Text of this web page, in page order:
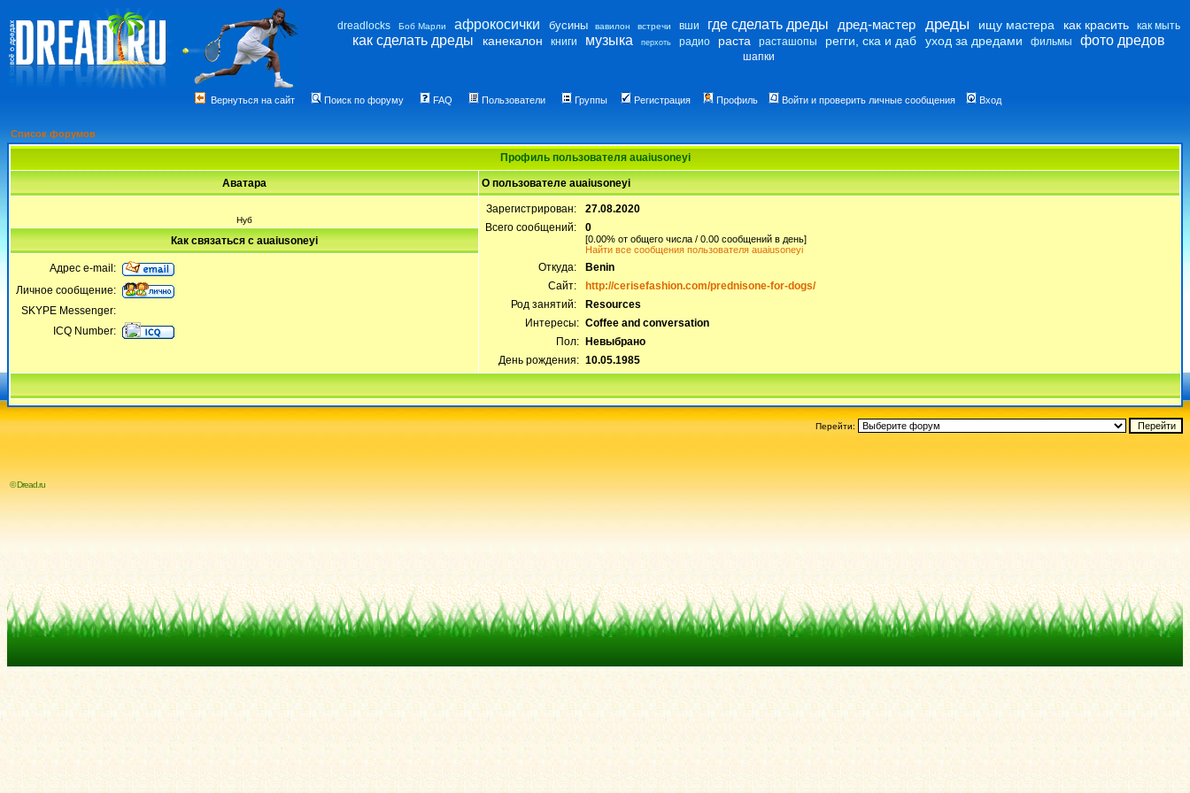
dreadlocks Боб Марли афрокосички бусины вавилон встречи вши где сделать дреды дред-мастер дреды ищу мастера как красить как мыть
как сделать дреды канекалон книги музыка перхоть радио раста расташопы регги, ска и даб уход за дредами фильмы фото дредов
шапки
Вернуться на сайт Поиск по форуму FAQ Пользователи Группы Регистрация Профиль Войти и проверить личные сообщения Вход
Список форумов
Профиль пользователя auaiusoneyi
Аватара О пользователе auaiusoneyi
Нуб
Зарегистрирован:
27.08.2020
Всего сообщений:
0
[0.00% от общего числа / 0.00 сообщений в день]
Найти все сообщения пользователя auaiusoneyi
Откуда:
Benin
Сайт:
http://cerisefashion.com/prednisone-for-dogs/
Род занятий:
Resources
Интересы: Coffee and conversation
Пол:
Невыбрано
День рождения: 10.05.1985
Как связаться с auaiusoneyi
Адрес e-mail:
Личное сообщение:
SKYPE Messenger:
ICQ Number:
Перейти:
© Dread.ru